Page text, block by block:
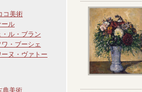
コ美術
ール
ル・ブラン
・ブーシェ
ヌ・ヴァトー
典美術